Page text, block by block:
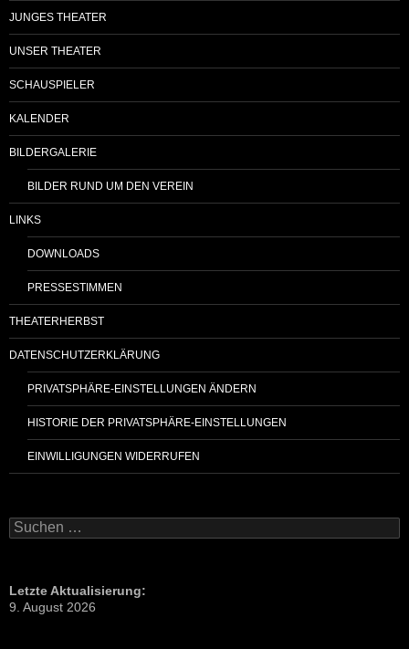
JUNGES THEATER
UNSER THEATER
SCHAUSPIELER
KALENDER
BILDERGALERIE
BILDER RUND UM DEN VEREIN
LINKS
DOWNLOADS
PRESSESTIMMEN
THEATERHERBST
DATENSCHUTZERKLÄRUNG
PRIVATSPHÄRE-EINSTELLUNGEN ÄNDERN
HISTORIE DER PRIVATSPHÄRE-EINSTELLUNGEN
EINWILLIGUNGEN WIDERRUFEN
Suchen
nach:
Letzte Aktualisierung:
9. August 2026